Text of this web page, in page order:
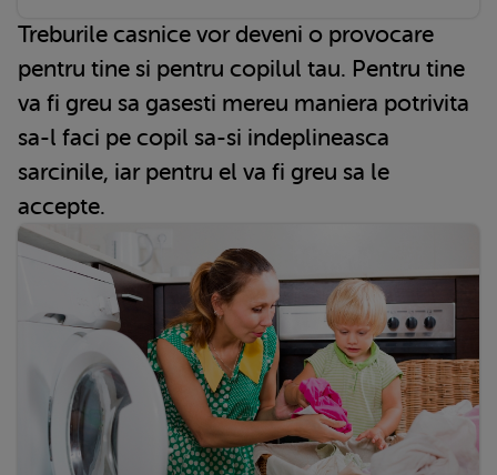
Treburile casnice vor deveni o provocare
pentru tine si pentru copilul tau. Pentru tine
va fi greu sa gasesti mereu maniera potrivita
sa-l faci pe copil sa-si indeplineasca
sarcinile, iar pentru el va fi greu sa le
accepte.